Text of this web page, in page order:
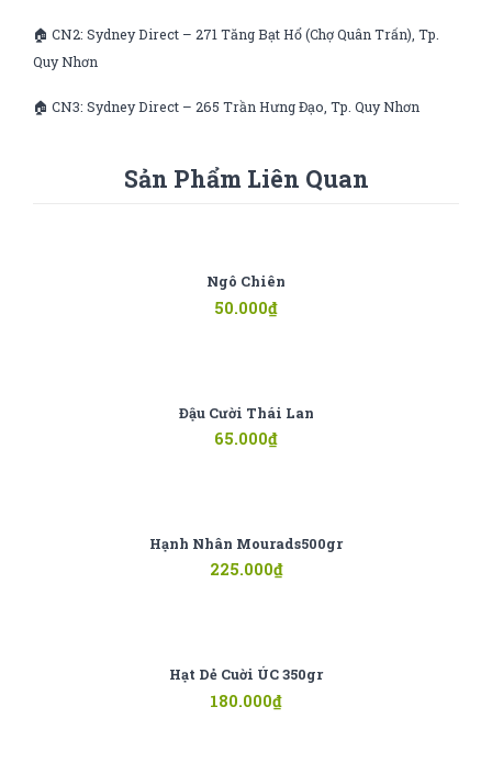
🏠 CN2: Sydney Direct – 271 Tăng Bạt Hổ (Chợ Quân Trấn), Tp.
Quy Nhơn
🏠 CN3: Sydney Direct – 265 Trần Hưng Đạo, Tp. Quy Nhơn
Sản Phẩm Liên Quan
Ngô Chiên
50.000₫
Đậu Cười Thái Lan
65.000₫
Hạnh Nhân Mourads500gr
225.000₫
Hạt Dẻ Cuời ÚC 350gr
180.000₫